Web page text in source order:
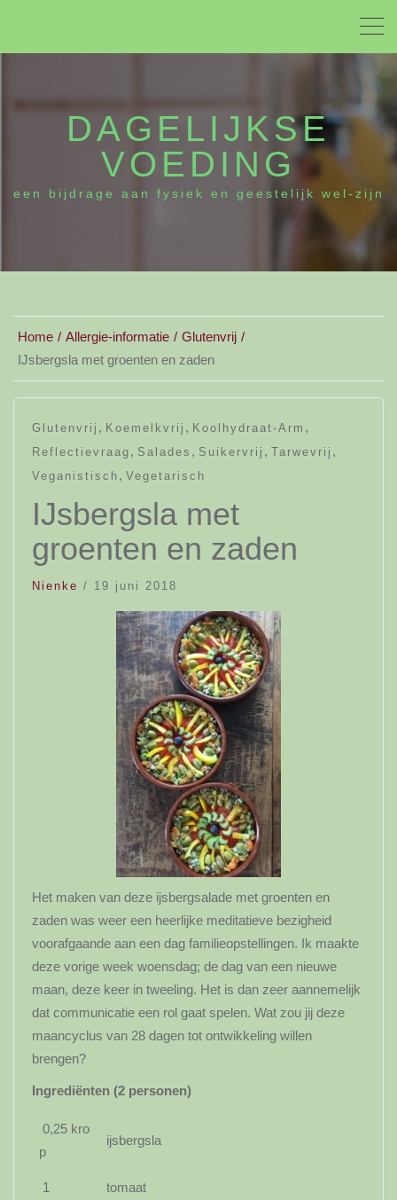
DAGELIJKSE
VOEDING
een bijdrage aan fysiek en geestelijk wel-zijn
Home Allergie-informatie
Glutenvrij
IJsbergsla met groenten en zaden
Glutenvrij , Koemelkvrij , Koolhydraat-Arm ,
Reflectievraag , Salades , Suikervrij , Tarwevrij ,
Veganistisch , Vegetarisch
IJsbergsla met
groenten en zaden
Nienke / 19 juni 2018
Het maken van deze ijsbergsalade met groenten en
zaden was weer een heerlijke meditatieve bezigheid
voorafgaande aan een dag familieopstellingen. Ik maakte
deze vorige week woensdag; de dag van een nieuwe
maan, deze keer in tweeling. Het is dan zeer aannemelijk
dat communicatie een rol gaat spelen. Wat zou jij deze
maancyclus van 28 dagen tot ontwikkeling willen
brengen?
Ingrediënten (2 personen)
0,25 kro
p
ijsbergsla
1 tomaat